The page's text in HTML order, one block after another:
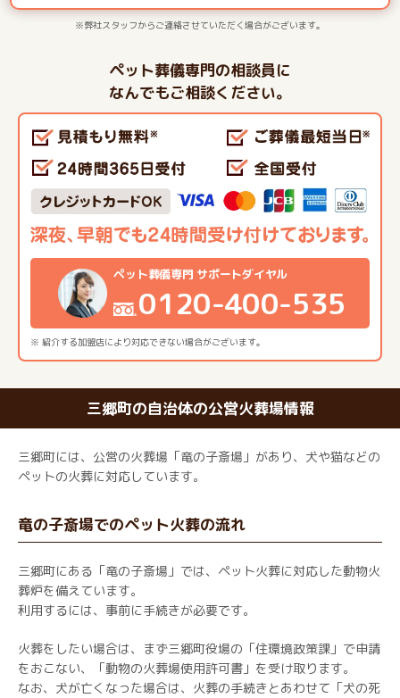
※弊社スタッフからご連絡させていただく場合がございます。
ペット葬儀専門の相談員に
なんでもご相談ください。
※ 紹介する加盟店により対応できない場合がございます。
ペット葬儀専門 サポートダイヤル
0120-400-535
三郷町の自治体の公営火葬場情報
三郷町には、公営の火葬場「竜の子斎場」があり、犬や猫などの
ペットの火葬に対応しています。
竜の子斎場でのペット火葬の流れ
三郷町にある「竜の子斎場」では、ペット火葬に対応した動物火
葬炉を備えています。
利用するには、事前に手続きが必要です。
火葬をしたい場合は、まず三郷町役場の「住環境政策課」で申請
をおこない、「動物の火葬場使用許可書」を受け取ります。
なお、犬が亡くなった場合は、火葬の手続きとあわせて「犬の死